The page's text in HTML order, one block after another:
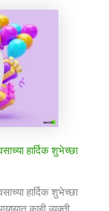
हार्दिक शुभेच्छा
हार्दिक शुभेच्छा